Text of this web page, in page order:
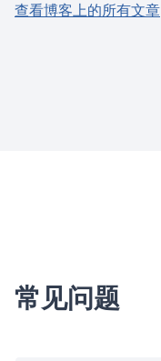
查看博客上的所有文章
常见问题